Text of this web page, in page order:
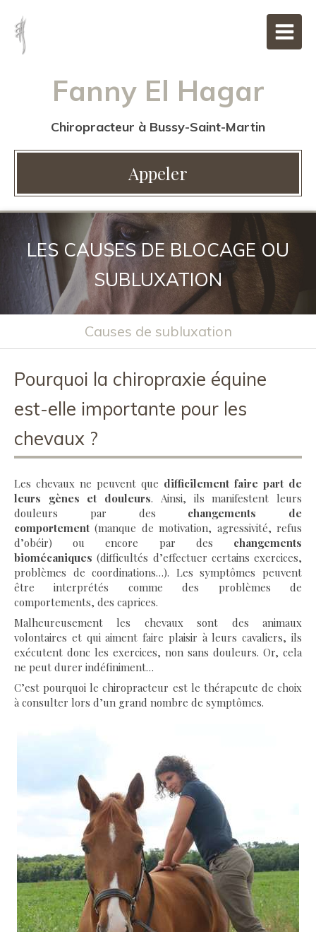
Fanny El Hagar
Chiropracteur à Bussy-Saint-Martin
Appeler
LES CAUSES DE BLOCAGE OU
SUBLUXATION
Causes de subluxation
Pourquoi la chiropraxie équine
est-elle importante pour les
chevaux ?
Les chevaux ne peuvent que difficilement faire part de
leurs gènes et douleurs. Ainsi, ils manifestent leurs
douleurs par des changements de
comportement (manque de motivation, agressivité, refus
d’obéir) ou encore par des changements
biomécaniques (difficultés d’effectuer certains exercices,
problèmes de coordinations…). Les symptômes peuvent
être interprétés comme des problèmes de
comportements, des caprices.
Malheureusement les chevaux sont des animaux
volontaires et qui aiment faire plaisir à leurs cavaliers, ils
exécutent donc les exercices, non sans douleurs. Or, cela
ne peut durer indéfiniment…
C’est pourquoi le chiropracteur est le thérapeute de choix
à consulter lors d’un grand nombre de symptômes.